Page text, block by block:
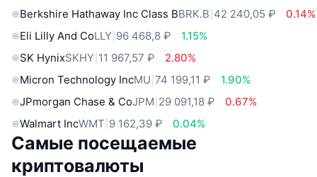
Berkshire Hathaway Inc Class BBRK.B 42 240,05 ₽
0.14%
Eli Lilly And CoLLY 96 468,8 ₽
1.15%
SK HynixSKHY 11 967,57 ₽
2.80%
Micron Technology IncMU 74 199,11 ₽
1.90%
JPmorgan Chase & CoJPM 29 091,18 ₽
0.67%
Walmart IncWMT 9 162,39 ₽ 0.04%
Самые посещаемые
криптовалюты